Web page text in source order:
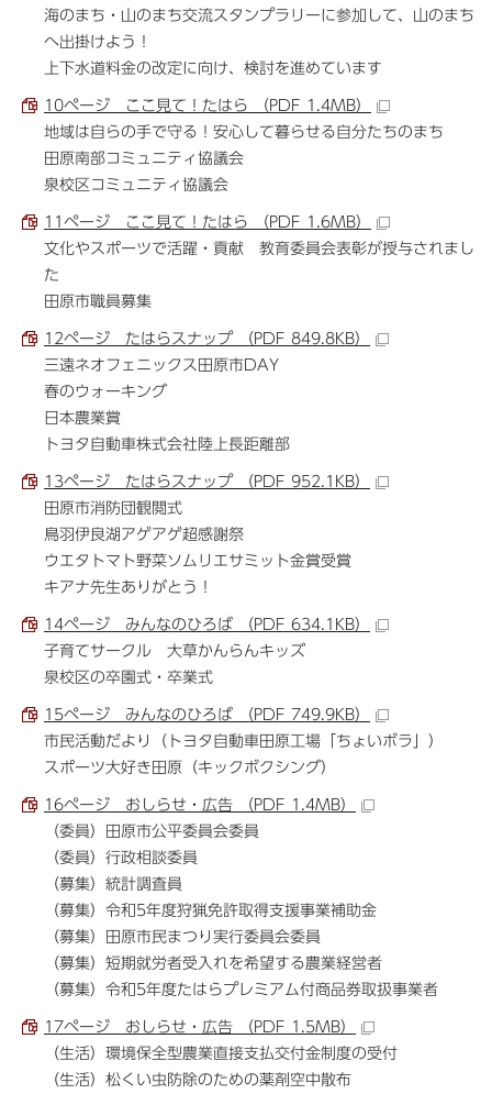
海のまち・山のまち交流スタンプラリーに参加して、山のまち
へ出掛けよう！
上下水道料金の改定に向け、検討を進めています
10ページ ここ見て！たはら （PDF 1.4MB）
地域は自らの手で守る！安心して暮らせる自分たちのまち
田原南部コミュニティ協議会
泉校区コミュニティ協議会
11ページ ここ見て！たはら （PDF 1.6MB）
文化やスポーツで活躍・貢献 教育委員会表彰が授与されまし
た
田原市職員募集
12ページ たはらスナップ （PDF 849.8KB）
三遠ネオフェニックス田原市DAY
春のウォーキング
日本農業賞
トヨタ自動車株式会社陸上長距離部
13ページ たはらスナップ （PDF 952.1KB）
田原市消防団観閲式
鳥羽伊良湖アゲアゲ超感謝祭
ウエタトマト野菜ソムリエサミット金賞受賞
キアナ先生ありがとう！
14ページ みんなのひろば （PDF 634.1KB）
子育てサークル 大草かんらんキッズ
泉校区の卒園式・卒業式
15ページ みんなのひろば （PDF 749.9KB）
市民活動だより（トヨタ自動車田原工場「ちょいボラ」）
スポーツ大好き田原（キックボクシング）
16ページ おしらせ・広告 （PDF 1.4MB）
（委員）田原市公平委員会委員
（委員）行政相談委員
（募集）統計調査員
（募集）令和5年度狩猟免許取得支援事業補助金
（募集）田原市民まつり実行委員会委員
（募集）短期就労者受入れを希望する農業経営者
（募集）令和5年度たはらプレミアム付商品券取扱事業者
17ページ おしらせ・広告 （PDF 1.5MB）
（生活）環境保全型農業直接支払交付金制度の受付
（生活）松くい虫防除のための薬剤空中散布